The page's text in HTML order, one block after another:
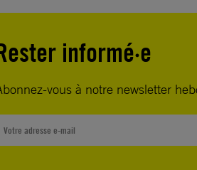
informé·e
vous à notre newsletter